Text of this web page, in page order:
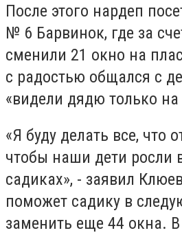
После этого нардеп
№ 6 Барвинок, где за
сменили 21 окно на
с радостью общался с
«видели дядю только на
«Я буду делать все, что
чтобы наши дети росли
садиках», - заявил
поможет садику в
заменить еще 44 окна.